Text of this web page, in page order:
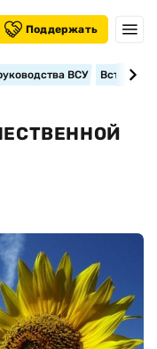
Поддержать
ВСУ